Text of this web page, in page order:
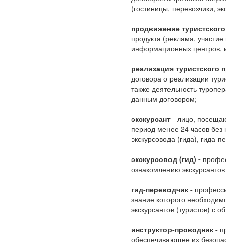
(гостиницы, перевозчики,
продвижение
продукта (реклама,
информационных центров,
реализация туристского
договора о реализации
также деятельность
данным договором;
экскурсант - лицо,
период менее 24 часов без
экскурсовода (гида), гида-
экскурсовод (гид) -
ознакомлению
гид-переводчик -
знание которого
экскурсантов (туристов) с
инструктор-проводник -
обеспечивающее их